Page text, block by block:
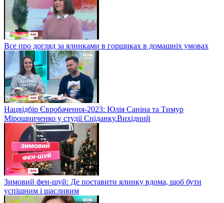
Все про догляд за ялинками в горщиках в домашніх умовах
Нацвідбір Євробачення-2023: Юлія Саніна та Тимур
Мірошниченко у студії Сніданку.Вихідний
Зимовий фен-шуй: Де поставити ялинку вдома, щоб бути
успішним і щасливим